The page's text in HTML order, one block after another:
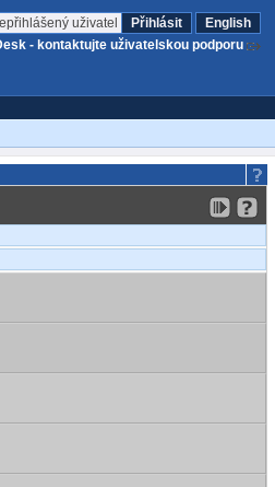
uživatel Přihlásit
English
- kontaktujte uživatelskou podporu